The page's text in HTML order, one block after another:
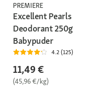
PREMIERE
Excellent Pearls
Deodorant 250g
Babypuder
4.2 (125)
11,49 €
(45,96 €/kg)